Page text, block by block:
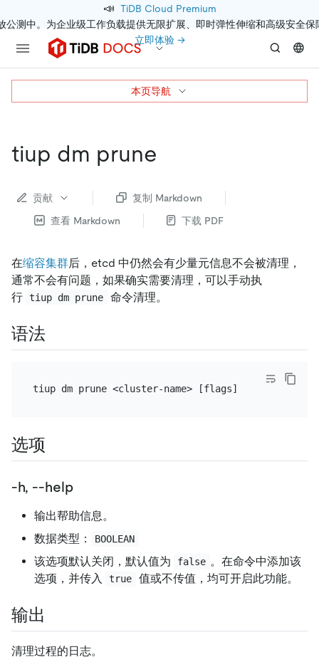
📣 TiDB Cloud Premium
公测中。为企业级工作负载提供无限扩展、即时弹性伸缩和高级安全保
立即体验 →
tiup dm prune
贡献
复制 Markdown
查看 Markdown
下载 PDF
在缩容集群后，etcd 中仍然会有少量元信息不会被清理，
通常不会有问题，如果确实需要清理，可以手动执
行 tiup dm prune 命令清理。
语法
选项
-h, --help
输出帮助信息。
数据类型：
BOOLEAN
该选项默认关闭，默认值为 false 。在命令中添加该
选项，并传入
true 值或不传值，均可开启此功能。
输出
清理过程的日志。
本页导航